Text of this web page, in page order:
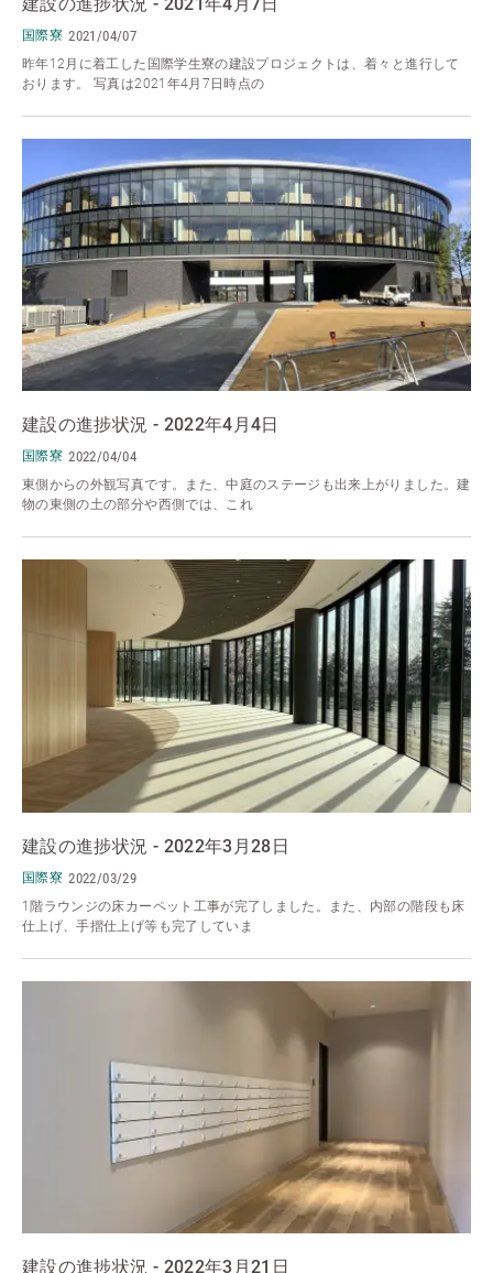
国際寮 2021/04/07
昨年12月に着工した国際学生寮の建設プロジェクトは、着々と進行して
おります。 写真は2021年4月7日時点の
建設の進捗状況 - 2022年4月4日
国際寮 2022/04/04
東側からの外観写真です。また、中庭のステージも出来上がりました。建
物の東側の土の部分や西側では、これ
建設の進捗状況 - 2022年3月28日
国際寮 2022/03/29
1階ラウンジの床カーペット工事が完了しました。また、内部の階段も床
仕上げ、手摺仕上げ等も完了していま
建設の進捗状況 - 2022年3月21日